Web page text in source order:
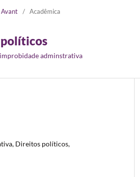
Avant / Acadêmica
adminstrativa
Direitos políticos,